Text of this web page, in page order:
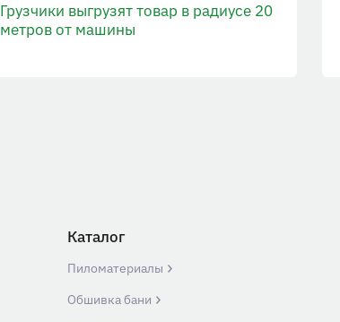
Грузчики выгрузят товар в радиусе 20
метров от машины
Каталог
Пиломатериалы
Обшивка бани